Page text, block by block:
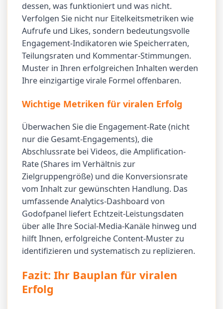
dessen, was funktioniert und was nicht.
Verfolgen Sie nicht nur Eitelkeitsmetriken wie
Aufrufe und Likes, sondern bedeutungsvolle
Engagement-Indikatoren wie Speicherraten,
Teilungsraten und Kommentar-Stimmungen.
Muster in Ihren erfolgreichen Inhalten werden
Ihre einzigartige virale Formel offenbaren.
Wichtige Metriken für viralen Erfolg
Überwachen Sie die Engagement-Rate (nicht
nur die Gesamt-Engagements), die
Abschlussrate bei Videos, die Amplification-
Rate (Shares im Verhältnis zur
Zielgruppengröße) und die Konversionsrate
vom Inhalt zur gewünschten Handlung. Das
umfassende Analytics-Dashboard von
Godofpanel liefert Echtzeit-Leistungsdaten
über alle Ihre Social-Media-Kanäle hinweg und
hilft Ihnen, erfolgreiche Content-Muster zu
identifizieren und systematisch zu replizieren.
Fazit: Ihr Bauplan für viralen
Erfolg